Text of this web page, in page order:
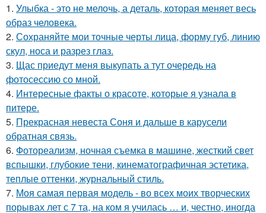
1. Улыбка - это не мелочь, а деталь, которая меняет весь
образ человека.
2. Сохраняйте мои точные черты лица, форму губ, линию
скул, носа и разрез глаз.
3. Щас приедут меня выкупать а тут очередь на
фотосессию со мной.
4. Интересные факты о красоте, которые я узнала в
питере.
5. Прекрасная невеста Соня и дальше в карусели
обратная связь.
6. Фотореализм, ночная съемка в машине, жесткий свет
вспышки, глубокие тени, кинематографичная эстетика,
теплые оттенки, журнальный стиль.
7. Моя самая первая модель - во всех моих творческих
порывах лет с 7 та, на ком я училась … и, честно, иногда